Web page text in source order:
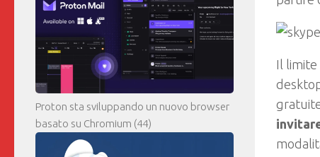
Il
Proton sta sviluppando un nuovo browser
basato su Chromium (44)